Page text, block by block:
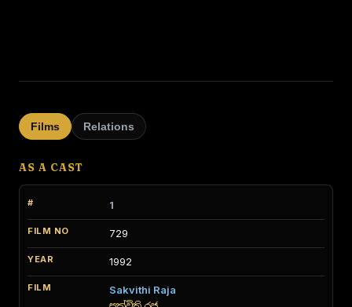
Films Relations
AS A CAST
1
729
1992
Sakvithi Raja